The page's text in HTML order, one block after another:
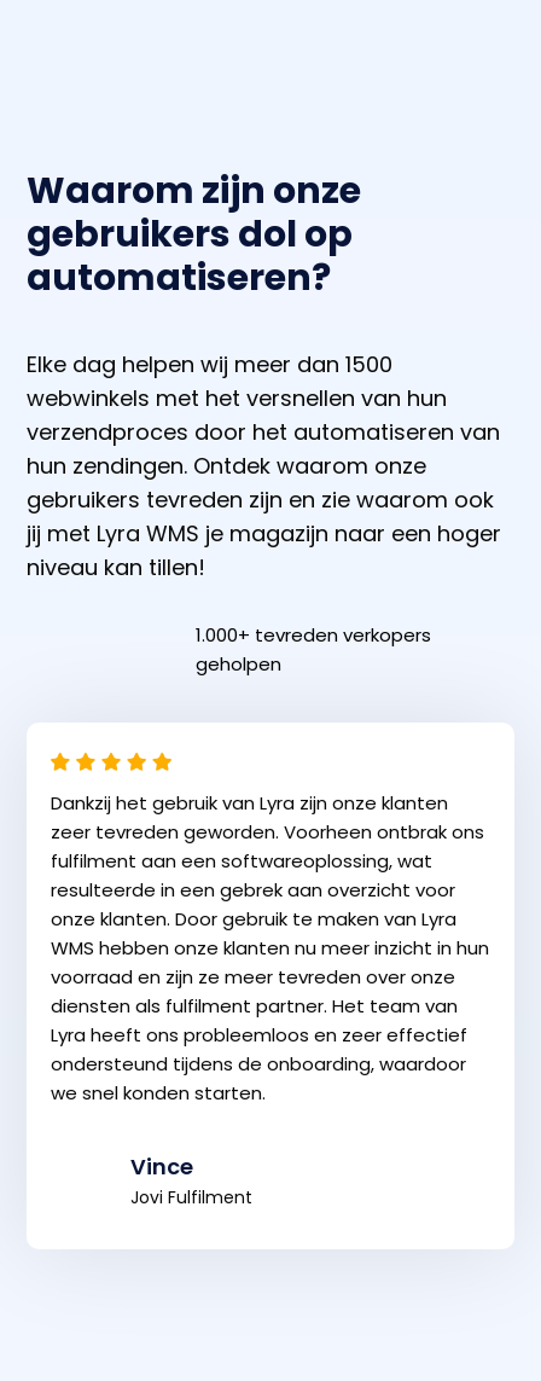
Waarom zijn onze
gebruikers dol op
automatiseren?
Elke dag helpen wij meer dan 1500
webwinkels met het versnellen van hun
verzendproces door het automatiseren van
hun zendingen. Ontdek waarom onze
gebruikers tevreden zijn en zie waarom ook
jij met Lyra WMS je magazijn naar een hoger
niveau kan tillen!
1.000+ tevreden verkopers
geholpen
Dankzij het gebruik van Lyra zijn onze klanten
zeer tevreden geworden. Voorheen ontbrak ons
fulfilment aan een softwareoplossing, wat
resulteerde in een gebrek aan overzicht voor
onze klanten. Door gebruik te maken van Lyra
WMS hebben onze klanten nu meer inzicht in hun
voorraad en zijn ze meer tevreden over onze
diensten als fulfilment partner. Het team van
Lyra heeft ons probleemloos en zeer effectief
ondersteund tijdens de onboarding, waardoor
we snel konden starten.
Vince
Jovi Fulfilment